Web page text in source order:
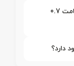
قیمت روز ورق گالوانیزه هفت‌الماس ضخامت 0.7
دارد؟